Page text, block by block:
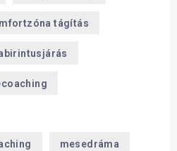
tágítás
mesedráma